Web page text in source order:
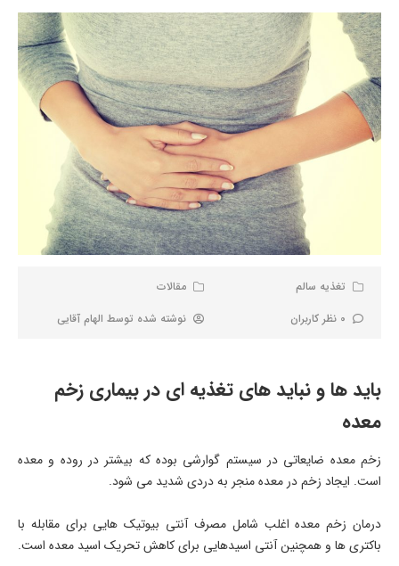
تغذیه سالم
مقالات
0 نظر کاربران
نوشته شده توسط الهام آقایی
باید ها و نباید های تغذیه ای در بیماری زخم
معده
زخم معده ضایعاتی در سیستم گوارشی بوده که بیشتر در روده و معده
است. ایجاد زخم در معده منجر به دردی شدید می شود.
درمان زخم معده اغلب شامل مصرف آنتی بیوتیک هایی برای مقابله با
باکتری ها و همچنین آنتی اسیدهایی برای کاهش تحریک اسید معده است.